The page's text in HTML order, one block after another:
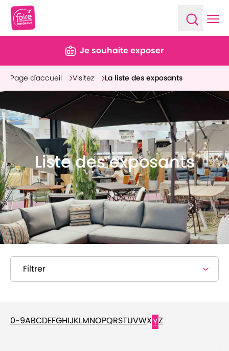
Je souhaite exposer
Page d'accueil Visitez La liste des exposants
Liste des exposants
Filtrer
0-9ABCDEFGHIJKLMNOPQRSTUVWXYZ